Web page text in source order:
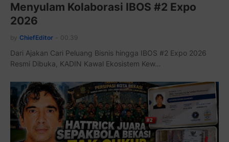
Menyulam Kolaborasi IBOS #2 Expo
2026
by ChiefEditor 00.39
Dari Ajakan Cari Peluang Bisnis hingga IBOS #2 Expo 2026
Resmi Dibuka, KADIN Kawal Ekosistem Kew…